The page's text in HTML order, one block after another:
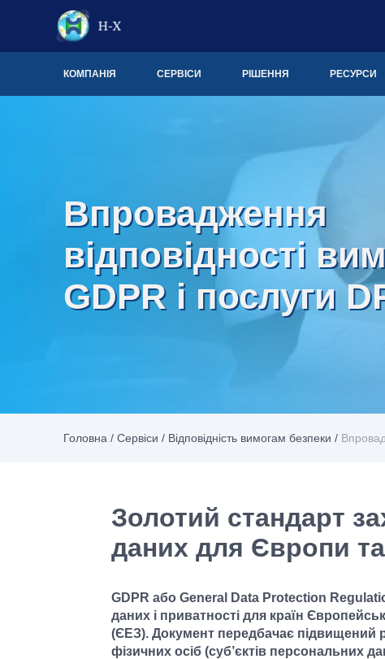
КОМПАНІЯ СЕРВІСИ РІШЕННЯ РЕСУРСИ
Впровадження
відповідності
GDPR і послуги
Головна / Сервіси / Відповідність вимогам безпеки /
Золотий стандарт
даних для Європи та
GDPR або General Data Protection
даних і приватності для країн
(ЄЕЗ). Документ передбачає підвищений
фізичних осіб (суб’єктів персональних